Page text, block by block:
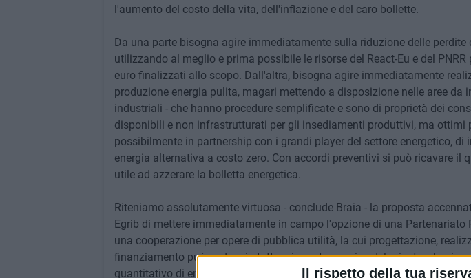
Il rispetto della tua
l'aumento del costo della vita, dell'inflazione e del caro bollette.
Da una parte bisogna agire immediatamente sulla riduzione delle perdite
utilizzando al meglio e prima possibile le risorse del React-Eu e del
euro finalizzati allo scopo. Dall'altra, bisogna agire immediatamente
produzione energia pulita, magari mettendo a disposizione nelle aree da
industriali - che hanno procedure semplificate e sono di proprietà dei
disponibili e non infrastrutturati per gli insediamenti produttivi, ma ottimi
possibilmente in partnership con i grandi player del settore energetico, di
energia alternativa a costo zero. Con accordi preventivi si può ricavare il
utile ad azzerare la bolletta energetica.
Riteniamo assolutamente virtuosa - conclude Braia - la proposta
Egrib di mettere immediatamente in campo l'opzione di una Partenariato
una cooperazione per opere di pubblica utilità, la cui progettazione,
finanziamento può andare in tutto o in parte a carico del privato, che
quantitativo di energia utile ad azzerare la bolletta energetica di cui